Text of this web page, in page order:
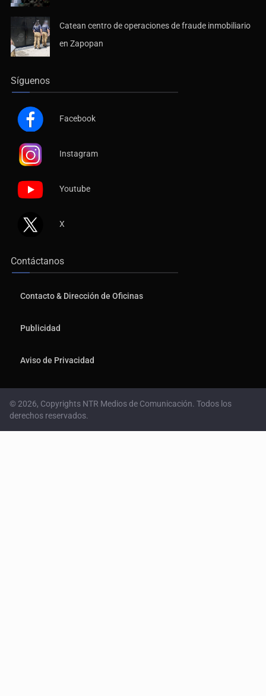
Catean centro de operaciones de fraude inmobiliario
en Zapopan
Síguenos
Facebook
Instagram
Youtube
X
Contáctanos
Contacto & Dirección de Oficinas
Publicidad
Aviso de Privacidad
© 2026, Copyrights NTR Medios de Comunicación. Todos los
derechos reservados.